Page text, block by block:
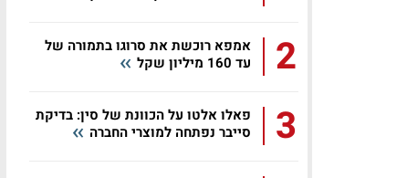
2
אמפא רוכשת את סרוגו בתמורה של
עד 160 מיליון שקל
3
פאלו אלטו על הכוונת של סין: בדיקת
סייבר נפתחה למוצרי החברה